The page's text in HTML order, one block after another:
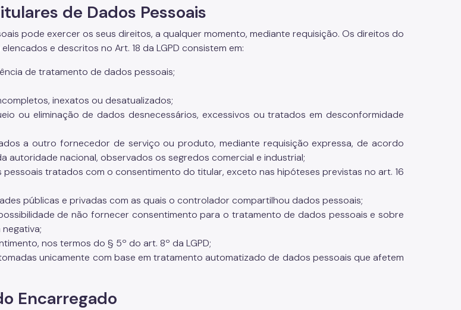
de Dados Pessoais
pode exercer os seus direitos, a qualquer momento, mediante requisição. Os direitos do
e descritos no Art. 18 da LGPD consistem em:
de tratamento de dados pessoais;
inexatos ou desatualizados;
ou eliminação de dados desnecessários, excessivos ou tratados em desconformidade
a outro fornecedor de serviço ou produto, mediante requisição expressa, de acordo
autoridade nacional, observados os segredos comercial e industrial;
tratados com o consentimento do titular, exceto nas hipóteses previstas no art. 16
públicas e privadas com as quais o controlador compartilhou dados pessoais;
de não fornecer consentimento para o tratamento de dados pessoais e sobre
nos termos do § 5º do art. 8º da LGPD;
unicamente com base em tratamento automatizado de dados pessoais que afetem
Encarregado